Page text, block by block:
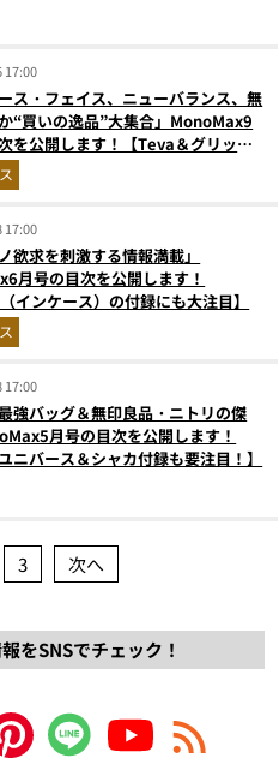
17:00
ース・フェイス、ニューバランス、無
“買いの逸品”大集合」MonoMax9
を公開します！【Teva＆グリップ
録も必見！】
17:00
欲求を刺激する情報満載」
月号の目次を公開します！
インケース）の付録にも大注目】
17:00
最強バッグ＆無印良品・ニトリの傑
月号の目次を公開します！
ニバース＆シャカ付録も要注目！】
3 次へ
をSNSでチェック！